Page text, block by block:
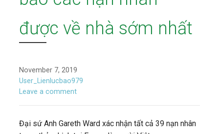
được về nhà sớm nhất
November 7, 2019
User_Lienlucbao979
Leave a comment
Đại sứ Anh Gareth Ward xác nhận tất cả 39 nạn nhân